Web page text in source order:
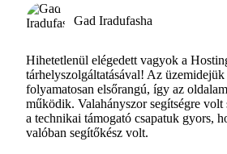
Gad Iradufasha
Hihetetlenül elégedett vagyok a
tárhelyszolgáltatásával! Az üzemidejük
folyamatosan elsőrangú, így az
működik. Valahányszor segítségre volt
a technikai támogató csapatuk gyors,
valóban segítőkész volt.